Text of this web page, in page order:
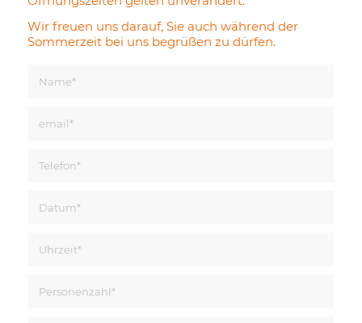
Wir freuen uns darauf, Sie auch während der
Sommerzeit bei uns begrüßen zu dürfen.